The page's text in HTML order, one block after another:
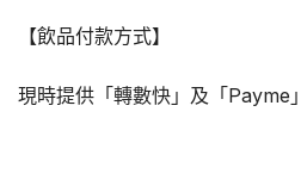
【飲品付款方式】
現時提供「轉數快」及「Payme